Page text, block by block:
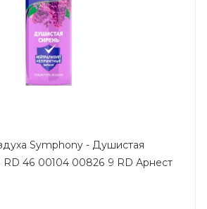
Symphony - Душистая
RD 46 00104 00826 9 RD Арнест